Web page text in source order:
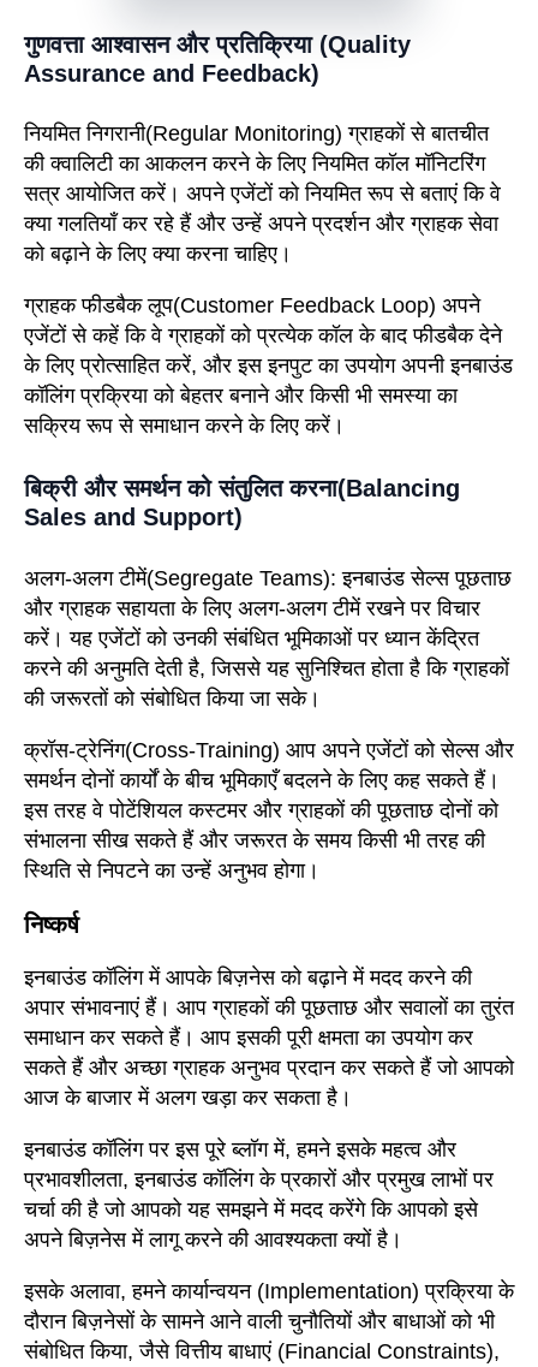
गुणवत्ता आश्वासन और प्रतिक्रिया (Quality
Assurance and Feedback)
नियमित निगरानी(Regular Monitoring) ग्राहकों से बातचीत
की क्वालिटी का आकलन करने के लिए नियमित कॉल मॉनिटरिंग
सत्र आयोजित करें। अपने एजेंटों को नियमित रूप से बताएं कि वे
क्या गलतियाँ कर रहे हैं और उन्हें अपने प्रदर्शन और ग्राहक सेवा
को बढ़ाने के लिए क्या करना चाहिए।
ग्राहक फीडबैक लूप(Customer Feedback Loop) अपने
एजेंटों से कहें कि वे ग्राहकों को प्रत्येक कॉल के बाद फीडबैक देने
के लिए प्रोत्साहित करें, और इस इनपुट का उपयोग अपनी इनबाउंड
कॉलिंग प्रक्रिया को बेहतर बनाने और किसी भी समस्या का
सक्रिय रूप से समाधान करने के लिए करें।
बिक्री और समर्थन को संतुलित करना(Balancing
Sales and Support)
अलग-अलग टीमें(Segregate Teams): इनबाउंड सेल्स पूछताछ
और ग्राहक सहायता के लिए अलग-अलग टीमें रखने पर विचार
करें। यह एजेंटों को उनकी संबंधित भूमिकाओं पर ध्यान केंद्रित
करने की अनुमति देती है, जिससे यह सुनिश्चित होता है कि ग्राहकों
की जरूरतों को संबोधित किया जा सके।
क्रॉस-ट्रेनिंग(Cross-Training) आप अपने एजेंटों को सेल्स और
समर्थन दोनों कार्यों के बीच भूमिकाएँ बदलने के लिए कह सकते हैं।
इस तरह वे पोटेंशियल कस्टमर और ग्राहकों की पूछताछ दोनों को
संभालना सीख सकते हैं और जरूरत के समय किसी भी तरह की
स्थिति से निपटने का उन्हें अनुभव होगा।
निष्कर्ष
इनबाउंड कॉलिंग में आपके बिज़नेस को बढ़ाने में मदद करने की
अपार संभावनाएं हैं। आप ग्राहकों की पूछताछ और सवालों का तुरंत
समाधान कर सकते हैं। आप इसकी पूरी क्षमता का उपयोग कर
सकते हैं और अच्छा ग्राहक अनुभव प्रदान कर सकते हैं जो आपको
आज के बाजार में अलग खड़ा कर सकता है।
इनबाउंड कॉलिंग पर इस पूरे ब्लॉग में, हमने इसके महत्व और
प्रभावशीलता, इनबाउंड कॉलिंग के प्रकारों और प्रमुख लाभों पर
चर्चा की है जो आपको यह समझने में मदद करेंगे कि आपको इसे
अपने बिज़नेस में लागू करने की आवश्यकता क्यों है।
इसके अलावा, हमने कार्यान्वयन (Implementation) प्रक्रिया के
दौरान बिज़नेसों के सामने आने वाली चुनौतियों और बाधाओं को भी
संबोधित किया, जैसे वित्तीय बाधाएं (Financial Constraints),